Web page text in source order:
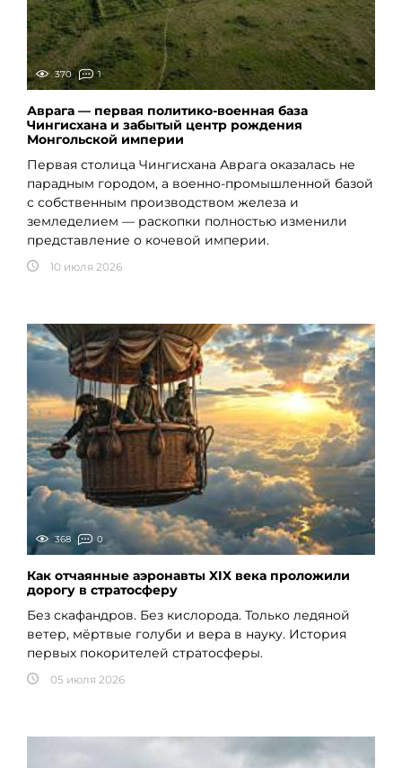
370 1
Аврага — первая политико-военная база
Чингисхана и забытый центр рождения
Монгольской империи
Первая столица Чингисхана Аврага оказалась не
парадным городом, а военно-промышленной базой
с собственным производством железа и
земледелием — раскопки полностью изменили
представление о кочевой империи.
10 июля 2026
368 0
Как отчаянные аэронавты XIX века проложили
дорогу в стратосферу
Без скафандров. Без кислорода. Только ледяной
ветер, мёртвые голуби и вера в науку. История
первых покорителей стратосферы.
05 июля 2026